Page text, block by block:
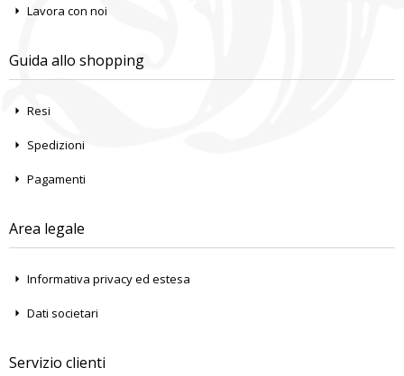
Lavora con noi
Guida allo shopping
Resi
Spedizioni
Pagamenti
Area legale
Informativa privacy ed estesa
Dati societari
Servizio clienti